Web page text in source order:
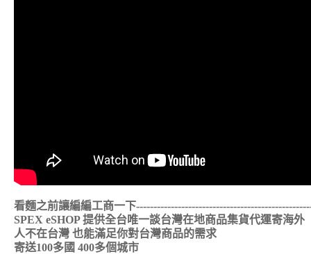
看麵之前讓編編工商一下
SPEX eSHOP 提供全台唯一談台灣在地商品集貨代運寄海外
人不在台灣 也能滿足你對台灣商品的需求
寄送100多國 400多個城市